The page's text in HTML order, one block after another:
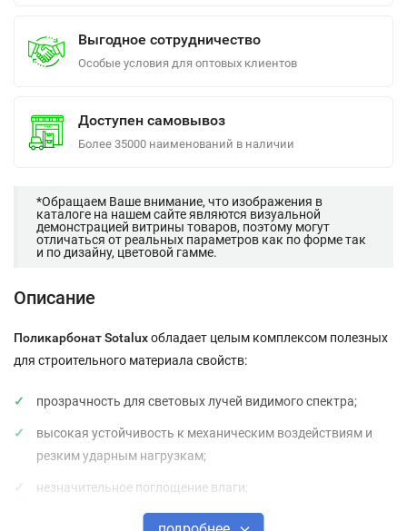
Выгодное сотрудничество
Особые условия для оптовых клиентов
Доступен самовывоз
Более 35000 наименований в наличии
*Обращаем Ваше внимание, что изображения в
каталоге на нашем сайте являются визуальной
демонстрацией витрины товаров, поэтому могут
отличаться от реальных параметров как по форме так
и по дизайну, цветовой гамме.
Описание
Поликарбонат Sotaluxобладает целым комплексом полезных
для строительного материала свойств:
прозрачность для световых лучей видимого спектра;
высокая устойчивость к механическим воздействиям и
резким ударным нагрузкам;
незначительное поглощение влаги;
высокое электрическое сопротивление;